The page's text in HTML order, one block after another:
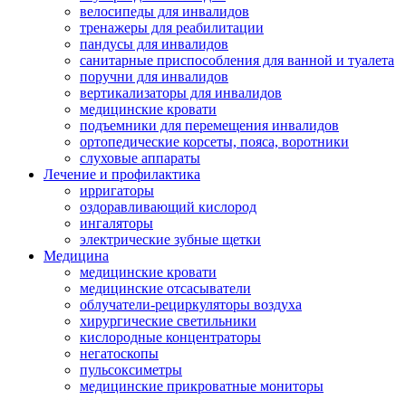
велосипеды для инвалидов
тренажеры для реабилитации
пандусы для инвалидов
санитарные приспособления для ванной и туалета
поручни для инвалидов
вертикализаторы для инвалидов
медицинские кровати
подъемники для перемещения инвалидов
ортопедические корсеты, пояса, воротники
слуховые аппараты
Лечение и профилактика
ирригаторы
оздоравливающий кислород
ингаляторы
электрические зубные щетки
Медицина
медицинские кровати
медицинские отсасыватели
облучатели-рециркуляторы воздуха
хирургические светильники
кислородные концентраторы
негатоскопы
пульсоксиметры
медицинские прикроватные мониторы